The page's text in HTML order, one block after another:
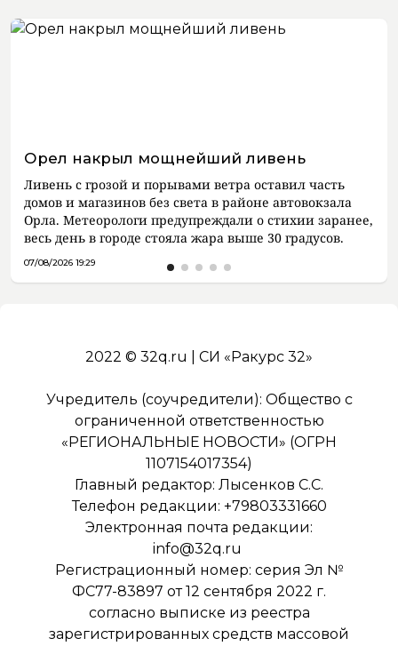
Орел накрыл мощнейший ливень
Ливень с грозой и порывами ветра оставил часть
домов и магазинов без света в районе автовокзала
Орла. Метеорологи предупреждали о стихии заранее,
весь день в городе стояла жара выше 30 градусов.
07/08/2026 19:29
2022 © 32q.ru | СИ «Ракурс 32»
Учредитель (соучредители): Общество с
ограниченной ответственностью
«РЕГИОНАЛЬНЫЕ НОВОСТИ» (ОГРН
1107154017354)
Главный редактор: Лысенков С.С.
Телефон редакции: +79803331660
Электронная почта редакции:
info@32q.ru
Регистрационный номер: серия Эл №
ФС77-83897 от 12 сентября 2022 г.
согласно выписке из реестра
зарегистрированных средств массовой